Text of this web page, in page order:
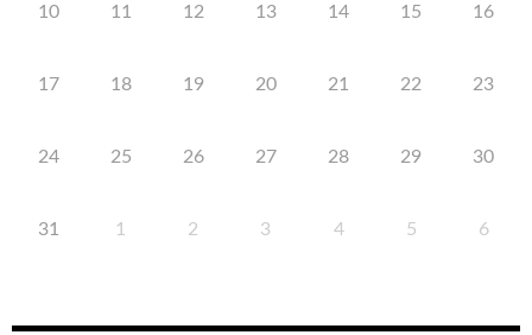
10 11 12 13 14 15 16
17 18 19 20 21 22 23
24 25 26 27 28 29 30
31 1 2 3 4 5 6